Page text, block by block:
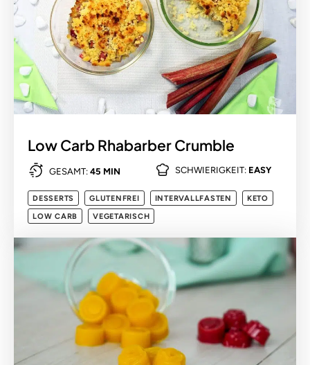
Low Carb Rhabarber Crumble
GESAMT: 45 MIN SCHWIERIGKEIT: EASY
DESSERTS GLUTENFREI INTERVALLFASTEN
KETO
LOW CARB
VEGETARISCH